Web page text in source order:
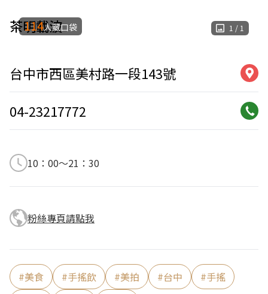
茶明載波 1 / 1
114人藏口袋
台中市西區美村路一段143號
04-23217772
10：00～21：30
粉絲專頁請點我
#美食 #手搖飲 #美拍 #台中 #手搖